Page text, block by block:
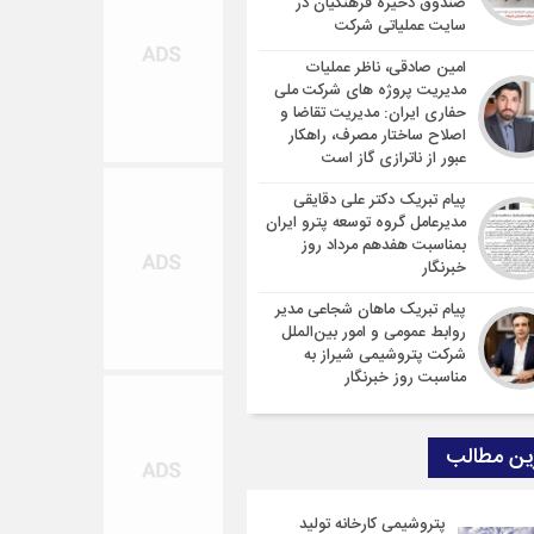
سایت عملیاتی شرکت
امین صادقی، ناظر عملیات
مدیریت پروژه های شرکت ملی
حفاری ایران: مدیریت تقاضا و
اصلاح ساختار مصرف، راهکار
عبور از ناترازی گاز است
پیام تبریک دکتر علی دقایقی
مدیرعامل گروه توسعه پترو ایران
بمناسبت هفدهم مرداد روز
خبرنگار
پیام تبریک ماهان شجاعی مدیر
روابط عمومی و امور بین‌الملل
شرکت پتروشیمی شیراز به
مناسبت روز خبرنگار
مطالب
پتروشیمی کارخانه تولید